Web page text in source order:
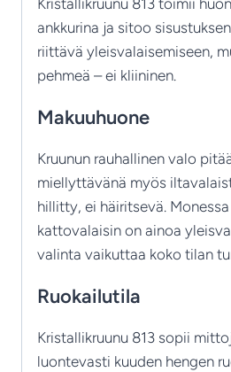
Kristallikruunu 813 toimii
ankkurina ja sitoo
riittävä yleisvalaisemiseen,
pehmeä – ei kliininen.
Makuuhuone
Kruunun rauhallinen valo
miellyttävänä myös
hillitty, ei häiritsevä.
kattovalaisin on ainoa
valinta vaikuttaa koko tilan
Ruokailutila
Kristallikruunu 813 sopii
luontevasti kuuden hengen